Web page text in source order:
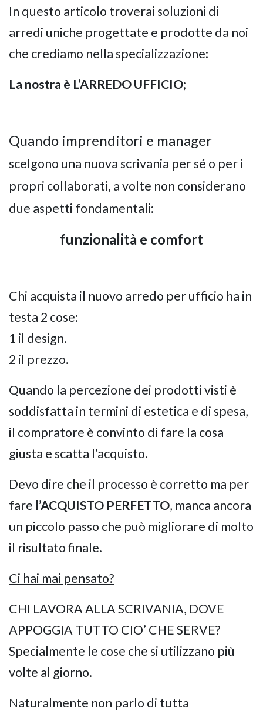
GIANO WOOD –
NAPEE –
In questo articolo troverai soluzioni di
arredi uniche progettate e prodotte da noi
che crediamo nella specializzazione:
La nostra è L’ARREDO UFFICIO;
Quando imprenditori e manager
scelgono una nuova scrivania per sé o per i
propri collaborati, a volte non considerano
due aspetti fondamentali:
funzionalità e comfort
Chi acquista il nuovo arredo per ufficio ha in
testa 2 cose:
1 il design.
2 il prezzo.
Quando la percezione dei prodotti visti è
soddisfatta in termini di estetica e di spesa,
il compratore è convinto di fare la cosa
giusta e scatta l’acquisto.
Devo dire che il processo è corretto ma per
fare l’ACQUISTO PERFETTO, manca ancora
un piccolo passo che può migliorare di molto
il risultato finale.
Ci hai mai pensato?
CHI LAVORA ALLA SCRIVANIA, DOVE
APPOGGIA TUTTO CIO’ CHE SERVE?
Specialmente le cose che si utilizzano più
volte al giorno.
Naturalmente non parlo di tutta